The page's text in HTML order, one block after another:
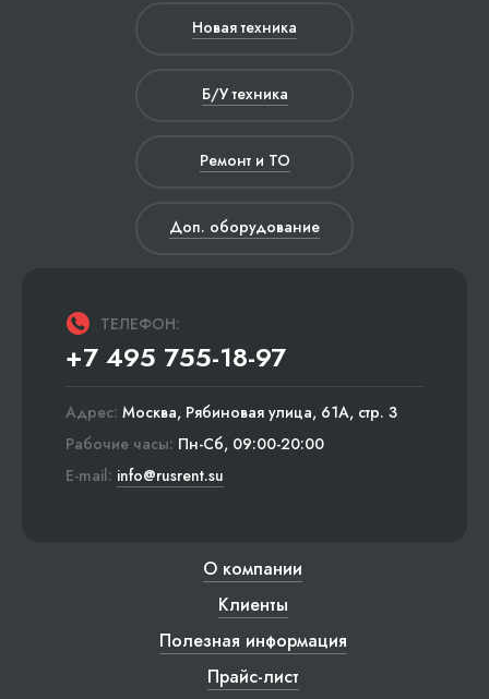
Новая техника
Б/У техника
Ремонт и ТО
Доп. оборудование
ТЕЛЕФОН:
+7 495 755-18-97
Адрес: Москва, Рябиновая улица, 61А, стр. 3
Рабочие часы: Пн-Сб, 09:00-20:00
E-mail: info@rusrent.su
О компании
Клиенты
Полезная информация
Прайс-лист